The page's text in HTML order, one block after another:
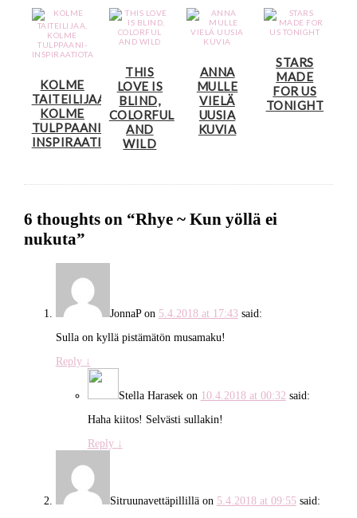
KOLME
TAITEILIJAA,
KOLME
TULPPAANI-
INSPIRAATIOTA
THIS
LOVE IS
BLIND,
COLORFUL
AND
WILD
ANNA
MULLE
VIELÄ
UUSIA
KUVIA
STARS
MADE
FOR US
TONIGHT
6 thoughts on “Rhye ~ Kun yöllä ei
nukuta”
JonnaPon 5.4.2018 at 17:43 said:
Sulla on kyllä pistämätön musamaku!
Reply ↓
Stella Harasekon 10.4.2018 at 00:32 said:
Haha kiitos! Selvästi sullakin!
Reply ↓
Sitruunavettäpillilläon 5.4.2018 at 09:55 said: